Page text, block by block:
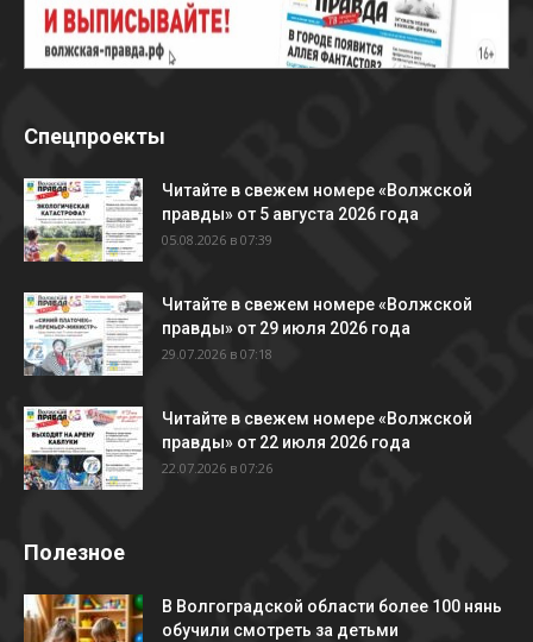
Спецпроекты
Читайте в свежем номере «Волжской
правды» от 5 августа 2026 года
05.08.2026 в 07:39
Читайте в свежем номере «Волжской
правды» от 29 июля 2026 года
29.07.2026 в 07:18
Читайте в свежем номере «Волжской
правды» от 22 июля 2026 года
22.07.2026 в 07:26
Полезное
В Волгоградской области более 100 нянь
обучили смотреть за детьми